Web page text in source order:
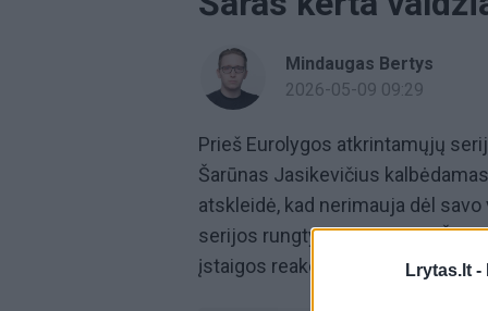
Lrytas.lt -
Mindaugas Bertys
2026-05-09 09:29
Prieš Eurolygos atkrintamųjų
Šarūnas Jasikevičius
atskleidė, kad nerimauja dėl
serijos rungtynių su Kauno
įstaigos reakciją į jo žodžius.